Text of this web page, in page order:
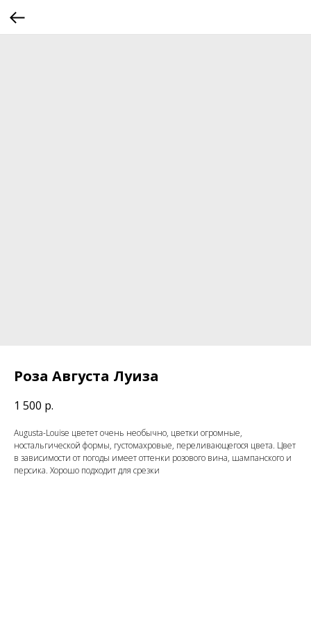
Роза Августа Луиза
1 500 р.
Augusta-Louise цветет очень необычно, цветки огромные,
ностальгической формы, густомахровые, переливающегося цвета. Цвет
в зависимости от погоды имеет оттенки розового вина, шампанского и
персика. Хорошо подходит для срезки